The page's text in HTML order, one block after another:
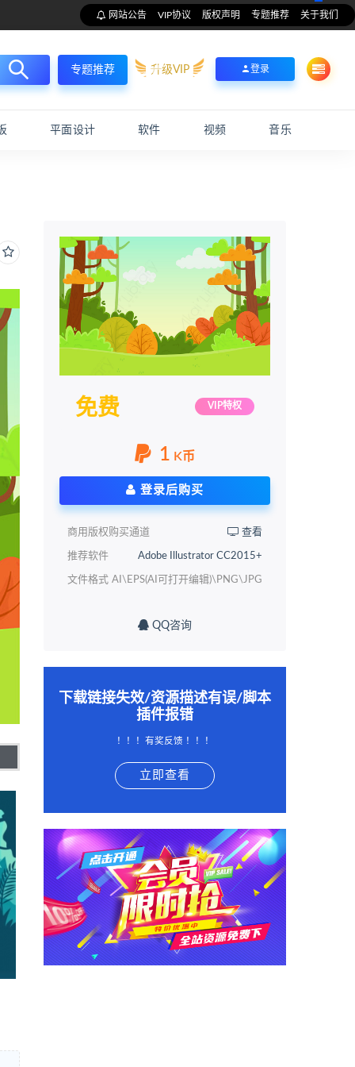
网站公告 VIP协议 版权声明 专题推荐 关于我们
专题推荐 升级VIP 登录
平面设计 软件 视频 音乐
免费 VIP特权
1 K币
登录后购买
商用版权购买通道 查看
推荐软件 Adobe Illustrator CC2015+
文件格式 AI\EPS(AI可打开编辑)\PNG\JPG
QQ咨询
下载链接失效/资源描述有误/脚本
插件报错
！！！有奖反馈 ！！！
立即查看